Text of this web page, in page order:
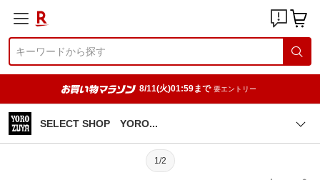
8/11(火)01:59まで 要エントリー
SELECT SHOP YORO
1/2